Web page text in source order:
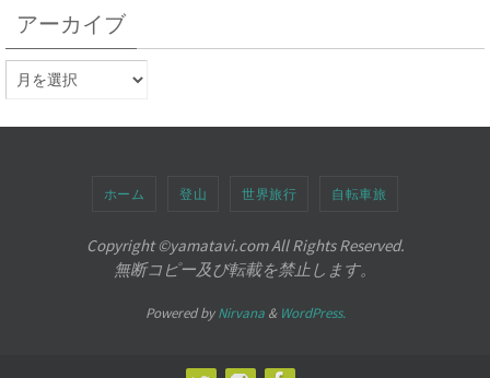
アーカイブ
ホーム 登山 世界旅行 自転車旅
Copyright ©︎yamatavi.com All Rights Reserved.
無断コピー及び転載を禁止します。
Powered byNirvana& WordPress.